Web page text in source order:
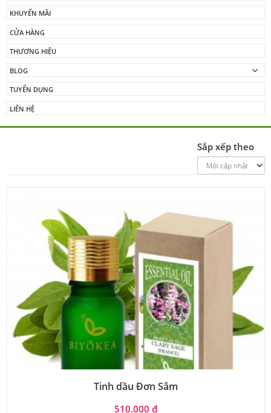
KHUYẾN MÃI
CỬA HÀNG
THƯƠNG HIỆU
BLOG
TUYỂN DỤNG
LIÊN HỆ
Sắp xếp theo
Tinh dầu Đơn Sâm
510.000 đ